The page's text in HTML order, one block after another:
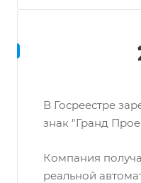
В Госреестре
знак "Гранд
Компания
реальной